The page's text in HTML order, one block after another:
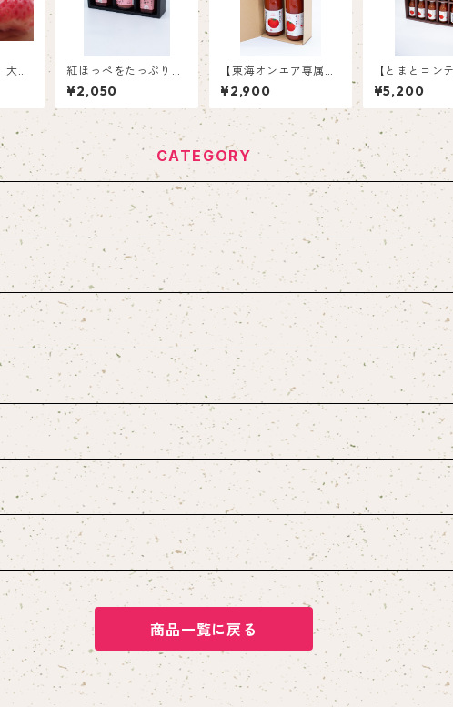
き
紅ほっぺをたっぷり使
ったいちごバター1個
といちごジャム2個
¥2,050
【東海オンエア専属料
理長おすすめ】約80個
のミニトマトを凝縮！
極甘・完熟とまとジュ
ース【500ml×2】
¥2,900
【とまとコン
優秀賞受賞】
に採れたミニ
100％ジュース
ml×10）
¥5,200
CATEGORY
商品一覧に戻る